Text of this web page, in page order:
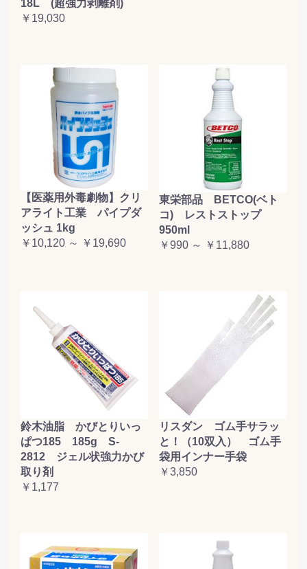
18L (超強力剥離剤)
￥19,030
【医薬用外毒劇物】クリ
アライト工業 パイプダ
ッシュ 1kg
￥10,120 ～ ￥19,690
東栄部品 BETCO(ベト
コ) レストストップ
950ml
￥990 ～ ￥11,880
鈴木油脂 かびとりいっ
ぱつ185 185g S-
2812 ジェル状強力かび
取り剤
￥1,177
リスダン ゴム手サラッ
と！（10双入） ゴム手
袋用インナー手袋
￥3,850